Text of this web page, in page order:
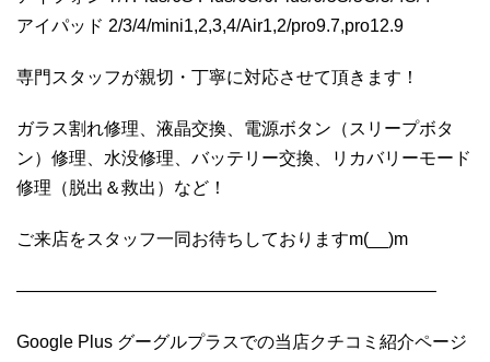
アイパッド 2/3/4/mini1,2,3,4/Air1,2/pro9.7,pro12.9
専門スタッフが親切・丁寧に対応させて頂きます！
ガラス割れ修理、液晶交換、電源ボタン（スリープボタ
ン）修理、水没修理、バッテリー交換、リカバリーモード
修理（脱出＆救出）など！
ご来店をスタッフ一同お待ちしておりますm(__)m
————————————————————————
Google Plus グーグルプラスでの当店クチコミ紹介ページ